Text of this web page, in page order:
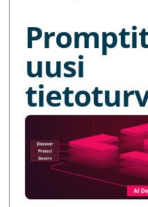
uusi